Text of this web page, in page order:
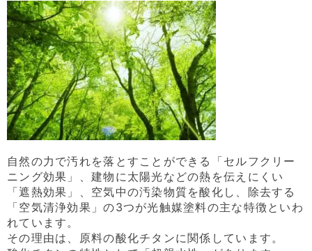
自然の力で汚れを落とすことができる「セルフクリー
ニング効果」、建物に太陽光などの熱を伝えにくい
「遮熱効果」、空気中の汚染物質を酸化し、除去する
「空気清浄効果」の3つが光触媒塗料の主な特徴といわ
れています。
その理由は、原料の酸化チタンに関係しています。